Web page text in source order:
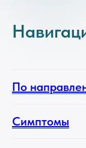
По
Симптомы